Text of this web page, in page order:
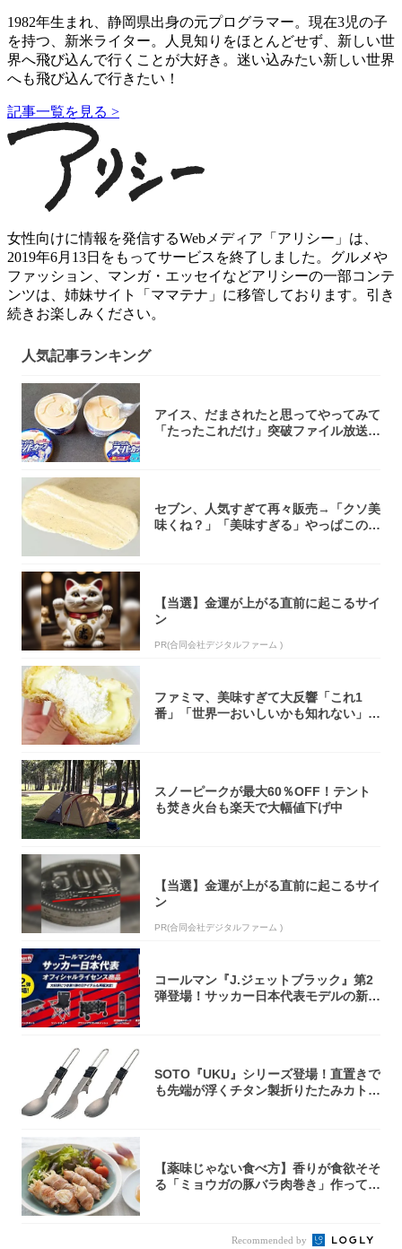
1982年生まれ、静岡県出身の元プログラマー。現在3児の子
を持つ、新米ライター。人見知りをほとんどせず、新しい世
界へ飛び込んで行くことが大好き。迷い込みたい新しい世界
へも飛び込んで行きたい！
記事一覧を見る >
女性向けに情報を発信するWebメディア「アリシー」は、
2019年6月13日をもってサービスを終了しました。グルメや
ファッション、マンガ・エッセイなどアリシーの一部コンテ
ンツは、姉妹サイト「ママテナ」に移管しております。引き
続きお楽しみください。
人気記事ランキング
アイス、だまされたと思ってやってみて
「たったこれだけ」突破ファイル放送で
セブン、人気すぎて再々販売→「クソ美
味くね？」「美味すぎる」やっぱこのク
【当選】金運が上がる直前に起こるサイ
ン
PR(合同会社デジタルファーム )
ファミマ、美味すぎて大反響「これ1
番」「世界一おいしいかも知れない」
スノーピークが最大60％OFF！テント
も焚き火台も楽天で大幅値下げ中
【当選】金運が上がる直前に起こるサイ
ン
PR(合同会社デジタルファーム )
コールマン『J.ジェットブラック』第2
弾登場！サッカー日本代表モデルの新作
SOTO『UKU』シリーズ登場！直置きで
も先端が浮くチタン製折りたたみカトラ
【薬味じゃない食べ方】香りが食欲そそ
る「ミョウガの豚バラ肉巻き」作ってみ
Recommended by